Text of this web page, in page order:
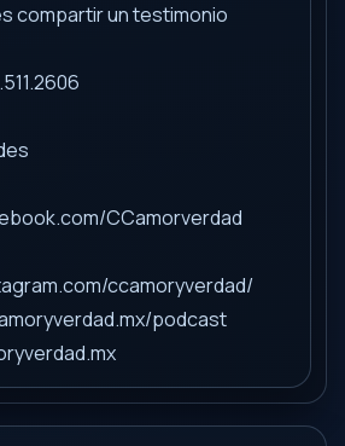
compartir un testimonio
CCamorverdad
ccamoryverdad/
podcast